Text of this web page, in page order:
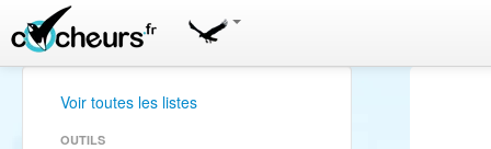
Voir toutes les listes
OUTILS